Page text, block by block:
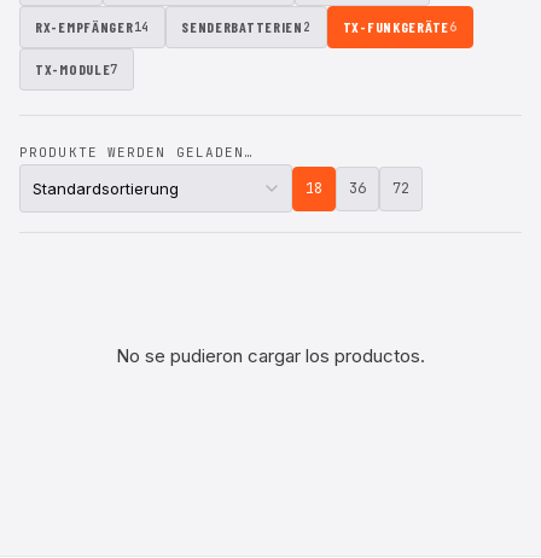
RX-EMPFÄNGER14 SENDERBATTERIEN 2 TX-FUNKGERÄTE6
TX-MODULE7
PRODUKTE WERDEN GELADEN…
18 36 72
No se pudieron cargar los productos.